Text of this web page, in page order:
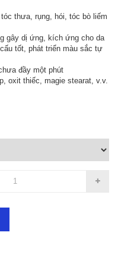
thưa, rụng, hói, tóc bò liếm
gây dị ứng, kích ứng cho da
tốt, phát triển màu sắc tự
đầy một phút
oxit thiếc, magie stearat, v.v.